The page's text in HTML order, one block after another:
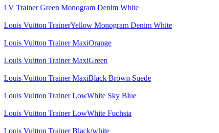
LV Trainer Green Monogram Denim White
Louis Vuitton TrainerYellow Monogram Denim White
Louis Vuitton Trainer MaxiOrange
Louis Vuitton Trainer MaxiGreen
Louis Vuitton Trainer MaxiBlack Brown Suede
Louis Vuitton Trainer LowWhite Sky Blue
Louis Vuitton Trainer LowWhite Fuchsia
Louis Vuitton Trainer Black/white